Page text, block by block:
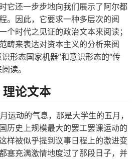
它还一步步地向我们展示了阿尔都
。因此，它要求一种多层次的阅
个时代之见证的政治文本来阅读；
畴来表达对资本主义的分析来阅
形态国家机器”和意识形态的“传
读。
论文本
运动的气息，那是大学生的五月，
历史上规模最大的罢工罢课运动的
样被似乎提到议事日程上的激进变
塞充满激情地度过了那段日子，并